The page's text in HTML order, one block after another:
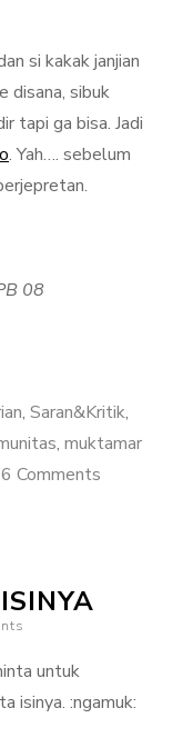
si kakak janjian
disana, sibuk
tapi ga bisa. Jadi
. Yah…. sebelum
08
, Saran&Kritik,
, muktamar
Comments
untuk
isinya. :ngamuk: